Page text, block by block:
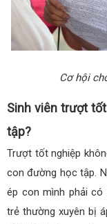
Cơ hội
Sinh viên trượt
tập?
Trượt tốt nghiệp
con đường học tập.
ép con mình phải
trẻ thường xuyên bị